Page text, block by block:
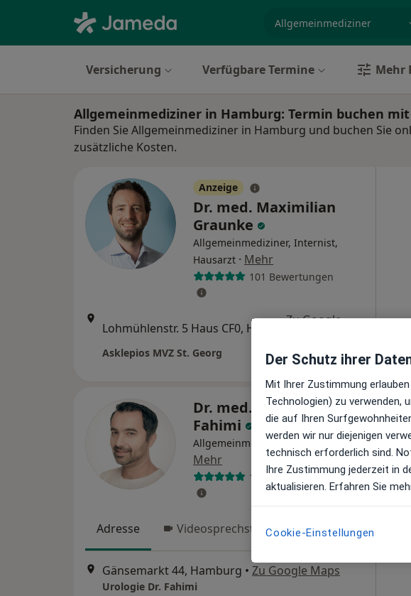
Versicherung Verfügbare Termine Mehr
Allgemeinmediziner in Hamburg: Termin buchen
Finden Sie Allgemeinmediziner in Hamburg und buchen Sie
zusätzliche Kosten.
Anzeige
Dr. med. Maximilian
Graunke
Allgemeinmediziner, Internist,
Hausarzt · Mehr
101 Bewertungen
Zu Google
Asklepios MVZ St. Georg
Dr. med. Mustafa
Fahimi
Allgemeinmediziner, Urologe
Mehr
193 Bewertungen
Adresse Videosprechstunde
Gänsemarkt 44, Hamburg • Zu Google Maps
Urologie Dr. Fahimi
Der Schutz ihrer
Mit Ihrer Zustimmung
Technologien) zu verwenden,
die auf Ihren
werden wir nur diejenigen
technisch erforderlich sind.
Ihre Zustimmung jederzeit in
aktualisieren. Erfahren Sie
Cookie-Einstellungen